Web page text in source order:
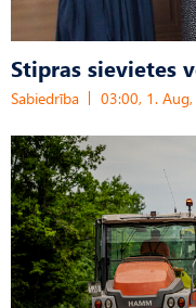
Stipras sievietes
Sabiedrība 03:00, 1.